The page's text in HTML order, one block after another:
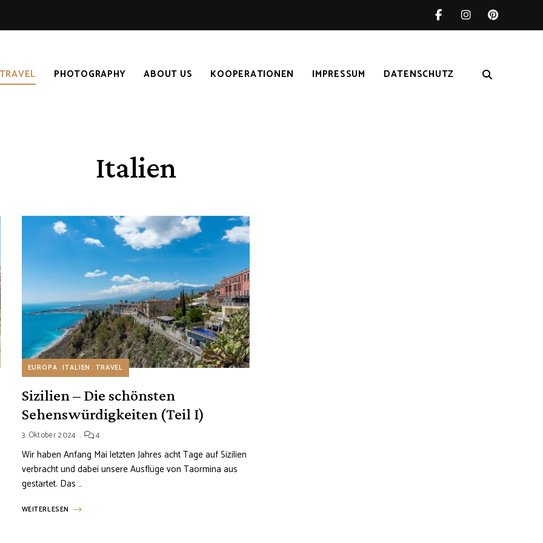
TRAVEL PHOTOGRAPHY ABOUT US KOOPERATIONEN IMPRESSUM DATENSCHUTZ
Italien
EUROPA ITALIEN TRAVEL
Sizilien – Die schönsten
Sehenswürdigkeiten (Teil I)
3. Oktober 2024 4
Wir haben Anfang Mai letzten Jahres acht Tage auf Sizilien
verbracht und dabei unsere Ausflüge von Taormina aus
gestartet. Das …
WEITERLESEN